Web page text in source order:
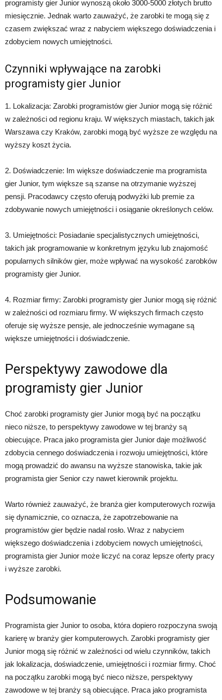
programisty gier Junior wynoszą około 3000-5000 złotych brutto
miesięcznie. Jednak warto zauważyć, że zarobki te mogą się z
czasem zwiększać wraz z nabyciem większego doświadczenia i
zdobyciem nowych umiejętności.
Czynniki wpływające na zarobki
programisty gier Junior
1. Lokalizacja: Zarobki programistów gier Junior mogą się różnić
w zależności od regionu kraju. W większych miastach, takich jak
Warszawa czy Kraków, zarobki mogą być wyższe ze względu na
wyższy koszt życia.
2. Doświadczenie: Im większe doświadczenie ma programista
gier Junior, tym większe są szanse na otrzymanie wyższej
pensji. Pracodawcy często oferują podwyżki lub premie za
zdobywanie nowych umiejętności i osiąganie określonych celów.
3. Umiejętności: Posiadanie specjalistycznych umiejętności,
takich jak programowanie w konkretnym języku lub znajomość
popularnych silników gier, może wpływać na wysokość zarobków
programisty gier Junior.
4. Rozmiar firmy: Zarobki programisty gier Junior mogą się różnić
w zależności od rozmiaru firmy. W większych firmach często
oferuje się wyższe pensje, ale jednocześnie wymagane są
większe umiejętności i doświadczenie.
Perspektywy zawodowe dla
programisty gier Junior
Choć zarobki programisty gier Junior mogą być na początku
nieco niższe, to perspektywy zawodowe w tej branży są
obiecujące. Praca jako programista gier Junior daje możliwość
zdobycia cennego doświadczenia i rozwoju umiejętności, które
mogą prowadzić do awansu na wyższe stanowiska, takie jak
programista gier Senior czy nawet kierownik projektu.
Warto również zauważyć, że branża gier komputerowych rozwija
się dynamicznie, co oznacza, że zapotrzebowanie na
programistów gier będzie nadal rosło. Wraz z nabyciem
większego doświadczenia i zdobyciem nowych umiejętności,
programista gier Junior może liczyć na coraz lepsze oferty pracy
i wyższe zarobki.
Podsumowanie
Programista gier Junior to osoba, która dopiero rozpoczyna swoją
karierę w branży gier komputerowych. Zarobki programisty gier
Junior mogą się różnić w zależności od wielu czynników, takich
jak lokalizacja, doświadczenie, umiejętności i rozmiar firmy. Choć
na początku zarobki mogą być nieco niższe, perspektywy
zawodowe w tej branży są obiecujące. Praca jako programista